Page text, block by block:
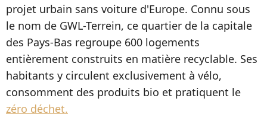
projet urbain sans voiture d'Europe. Connu sous
le nom de GWL-Terrein, ce quartier de la capitale
des Pays-Bas regroupe 600 logements
entièrement construits en matière recyclable. Ses
habitants y circulent exclusivement à vélo,
consomment des produits bio et pratiquent le
zéro déchet.